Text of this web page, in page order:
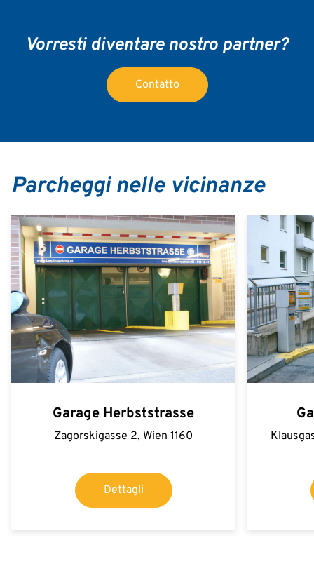
Vorresti diventare nostro partner?
Contatto
Parcheggi nelle vicinanze
Garage Herbststrasse
Zagorskigasse 2, Wien 1160
Dettagli